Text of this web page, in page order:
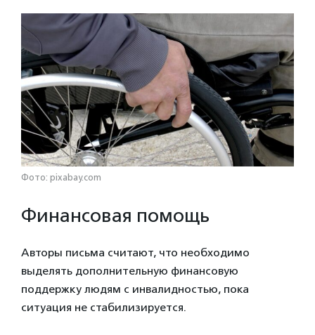
Фото: pixabay.com
Финансовая помощь
Авторы письма считают, что необходимо
выделять дополнительную финансовую
поддержку людям с инвалидностью, пока
ситуация не стабилизируется.